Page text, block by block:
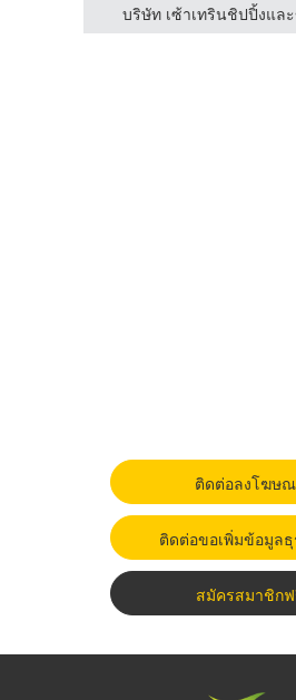
บริษัท เซ้าเทรินชิปปิ้งแล
ติดต่อลงโฆษ
ติดต่อขอเพิ่มข้อมูล
สมัครสมาชิก